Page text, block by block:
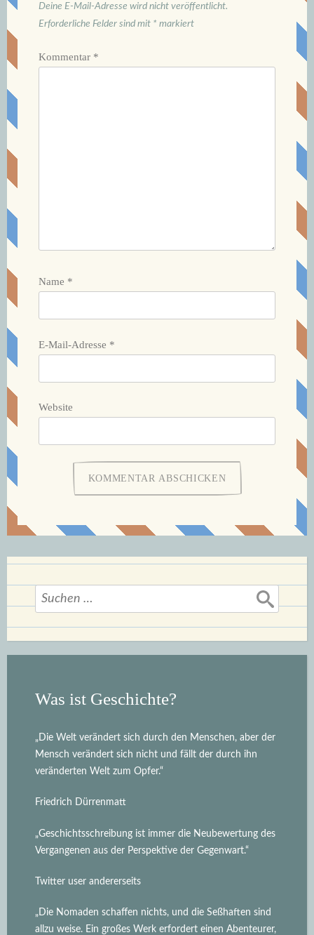
Deine E-Mail-Adresse wird nicht veröffentlicht.
Erforderliche Felder sind mit * markiert
Kommentar *
Name *
E-Mail-Adresse *
Website
Suchen
nach:
Was ist Geschichte?
„Die Welt verändert sich durch den Menschen, aber der
Mensch verändert sich nicht und fällt der durch ihn
veränderten Welt zum Opfer.“
Friedrich Dürrenmatt
„Geschichtsschreibung ist immer die Neubewertung des
Vergangenen aus der Perspektive der Gegenwart.“
Twitter user andererseits
„Die Nomaden schaffen nichts, und die Seßhaften sind
allzu weise. Ein großes Werk erfordert einen Abenteurer,